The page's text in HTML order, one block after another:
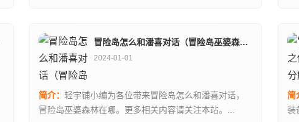
冒险岛怎么和潘喜对话（冒险岛巫婆森林在哪）
2024-01-01
简介：轻宇铺小编为各位带来冒险岛怎么和潘喜对话，
冒险岛巫婆森林在哪。更多相关内容请关注本站。...
简
装